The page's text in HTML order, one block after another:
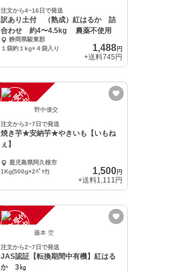
注文から4~16日で発送
訳あり土付 （熟成）紅はるか 詰
合わせ 約4〜4.5kg 農薬不使用
静岡県駿東郡
１袋約１kg×４袋入り
1,488円
+送料745円
注
文
受
付
停
止
中 野中優交
注文から3~7日で発送
焼き芋★安納芋★やきいも【いもね
ぇ】
鹿児島県阿久根市
1Kg(500g×2ﾊﾟｯｸ)
1,500円
+送料1,111円
注
文
受
付
停
止
中 藤本 空
注文から2~7日で発送
JAS認証【転換期間中有機】紅はる
か 3㎏